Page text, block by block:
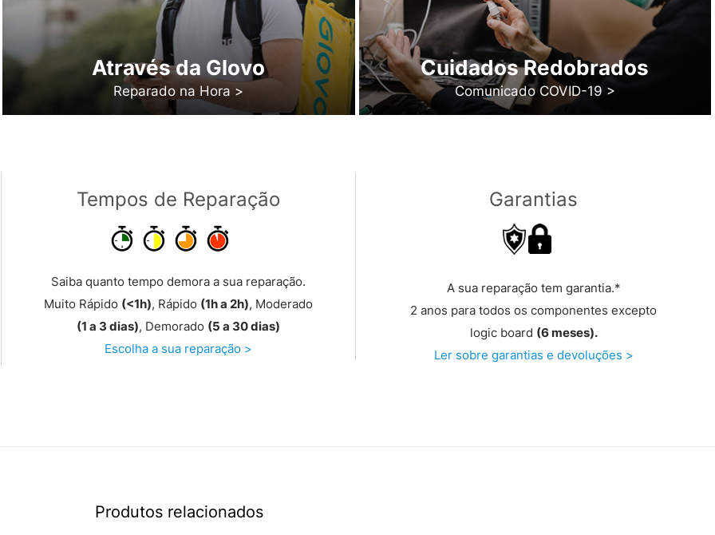
Através da Glovo
Reparado na Hora >
Cuidados Redobrados
Comunicado COVID-19 >
Tempos de Reparação
Saiba quanto tempo demora a sua reparação.
Muito Rápido (<1h), Rápido (1h a 2h), Moderado
(1 a 3 dias), Demorado (5 a 30 dias)
Escolha a sua reparação >
Garantias
A sua reparação tem garantia.*
2 anos para todos os componentes excepto
logic board (6 meses).
Ler sobre garantias e devoluções >
Produtos relacionados